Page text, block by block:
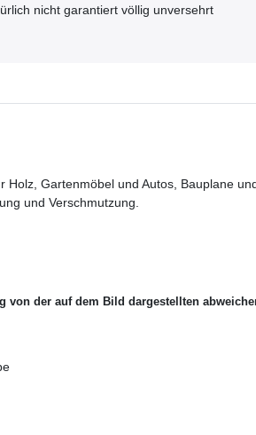
nicht garantiert völlig unversehrt
Holz, Gartenmöbel und Autos, Bauplane
und Verschmutzung.
von der auf dem Bild dargestellten